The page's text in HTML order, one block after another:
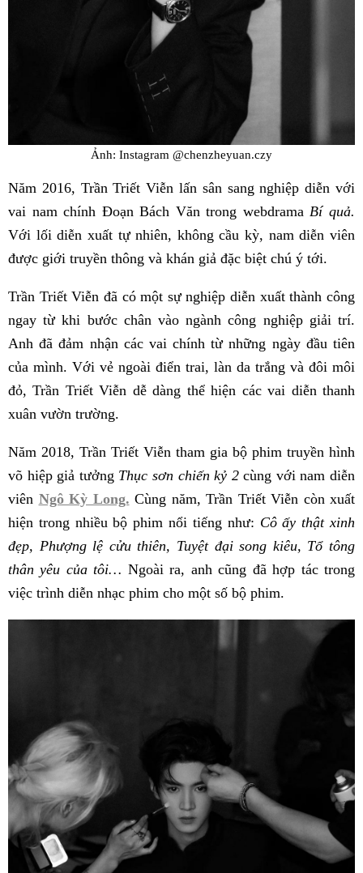
Ảnh: Instagram @chenzheyuan.czy
Năm 2016, Trần Triết Viễn lấn sân sang nghiệp diễn với
vai nam chính Đoạn Bách Văn trong webdramaBí quả.
Với lối diễn xuất tự nhiên, không cầu kỳ, nam diễn viên
được giới truyền thông và khán giả đặc biệt chú ý tới.
Trần Triết Viễn đã có một sự nghiệp diễn xuất thành công
ngay từ khi bước chân vào ngành công nghiệp giải trí.
Anh đã đảm nhận các vai chính từ những ngày đầu tiên
của mình. Với vẻ ngoài điển trai, làn da trắng và đôi môi
đỏ, Trần Triết Viễn dễ dàng thể hiện các vai diễn thanh
xuân vườn trường.
Năm 2018, Trần Triết Viễn tham gia bộ phim truyền hình
võ hiệp giả tưởng Thục sơn chiến kỷ 2cùng với nam diễn
viên Ngô Kỳ Long. Cùng năm, Trần Triết Viễn còn xuất
hiện trong nhiều bộ phim nổi tiếng như: Cô ấy thật xinh
đẹp, Phượng lệ cửu thiên, Tuyệt đại song kiêu, Tổ tông
thân yêu của tôi… Ngoài ra, anh cũng đã hợp tác trong
việc trình diễn nhạc phim cho một số bộ phim.